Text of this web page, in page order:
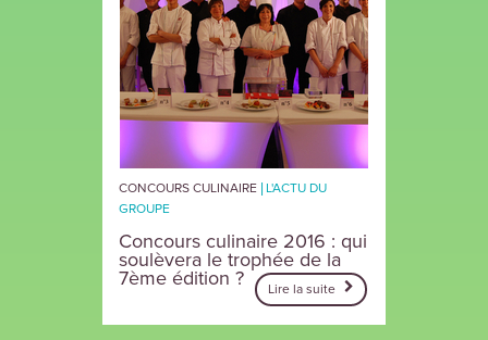
CONCOURS CULINAIRE
L'ACTU DU
GROUPE
Concours culinaire 2016 : qui
soulèvera le trophée de la
7ème édition ? Lire la suite